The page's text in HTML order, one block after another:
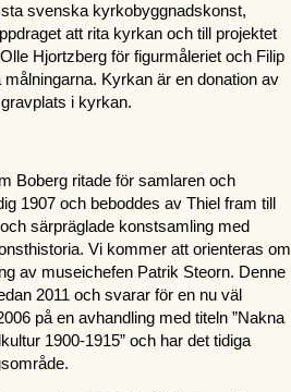
svenska kyrkobyggnadskonst,
att rita kyrkan och till projektet
Hjortzberg för figurmåleriet och Filip
Kyrkan är en donation av
i kyrkan.
Boberg ritade för samlaren och
1907 och beboddes av Thiel fram till
särpräglade konstsamling med
Vi kommer att orienteras om
av museichefen Patrik Steorn. Denne
2011 och svarar för en nu väl
på en avhandling med titeln ”Nakna
1900-1915” och har det tidiga